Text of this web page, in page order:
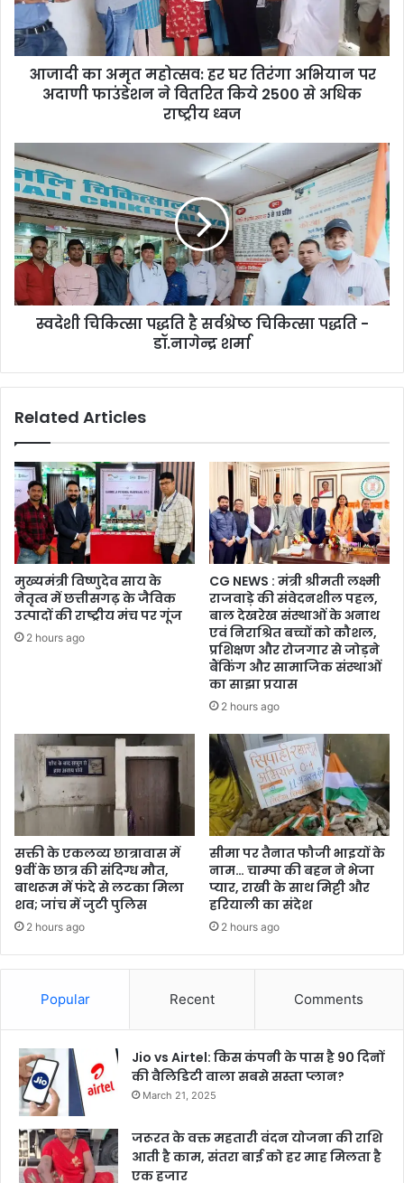
अभियान
पर
अदाणी
फाउंडेशन
2500
से
अधिक
राष्ट्रीय
ध्वज
आजादी का अमृत महोत्सव: हर घर तिरंगा अभियान पर
अदाणी फाउंडेशन ने वितरित किये 2500 से अधिक
राष्ट्रीय ध्वज
स्वदेशी
चिकित्सा
पद्धति
है
सर्वश्रेष्ठ
चिकित्सा
पद्धति
डॉ.नागेन्द्र
स्वदेशी चिकित्सा पद्धति है सर्वश्रेष्ठ चिकित्सा पद्धति -
डॉ.नागेन्द्र शर्मा
Related Articles
मुख्यमंत्री विष्णुदेव साय के
नेतृत्व में छत्तीसगढ़ के जैविक
उत्पादों की राष्ट्रीय मंच पर गूंज
2 hours ago
CG NEWS : मंत्री श्रीमती लक्ष्मी
राजवाड़े की संवेदनशील पहल,
बाल देखरेख संस्थाओं के अनाथ
एवं निराश्रित बच्चों को कौशल,
प्रशिक्षण और रोजगार से जोड़ने
बैंकिंग और सामाजिक संस्थाओं
का साझा प्रयास
2 hours ago
सक्ती के एकलव्य छात्रावास में
9वीं के छात्र की संदिग्ध मौत,
बाथरूम में फंदे से लटका मिला
शव; जांच में जुटी पुलिस
2 hours ago
सीमा पर तैनात फौजी भाइयों के
नाम… चाम्पा की बहन ने भेजा
प्यार, राखी के साथ मिट्टी और
हरियाली का संदेश
2 hours ago
Popular Recent Comments
Jio vs Airtel: किस कंपनी के पास है 90 दिनों
की वैलिडिटी वाला सबसे सस्ता प्लान?
March 21, 2025
जरूरत के वक्त महतारी वंदन योजना की राशि
आती है काम, संतरा बाई को हर माह मिलता है
एक हजार